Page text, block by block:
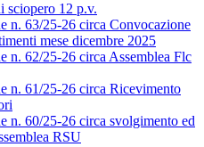
sciopero 12 p.v.
n. 63/25-26 circa Convocazione
mese dicembre 2025
n. 62/25-26 circa Assemblea Flc
n. 61/25-26 circa Ricevimento
n. 60/25-26 circa svolgimento ed
RSU